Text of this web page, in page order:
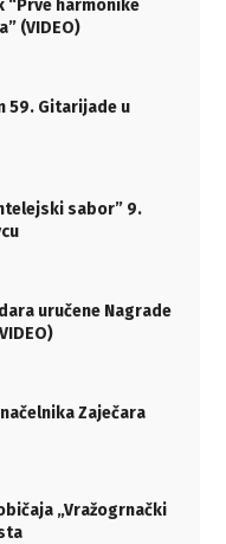
“Prve harmonike
(VIDEO)
59. Gitarijade u
sabor” 9.
uručene Nagrade
Zaječara
„Vražogrnački